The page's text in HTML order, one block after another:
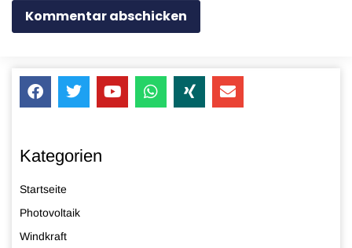
Kategorien
Startseite
Photovoltaik
Windkraft